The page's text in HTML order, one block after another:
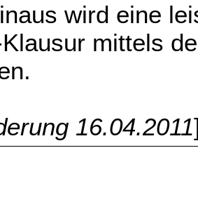
wird eine
mittels
16.04.2011